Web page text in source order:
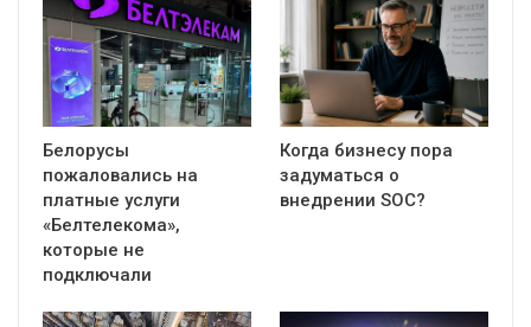
Белорусы
пожаловались на
платные услуги
«Белтелекома»,
которые не
подключали
Когда бизнесу пора
задуматься о
внедрении SOC?